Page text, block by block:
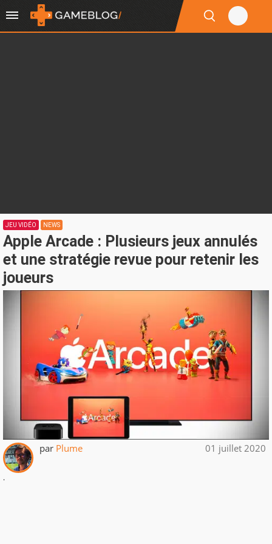
JEU VIDÉO NEWS
Apple Arcade : Plusieurs jeux annulés
et une stratégie revue pour retenir les
joueurs
par Plume 01 juillet 2020
.